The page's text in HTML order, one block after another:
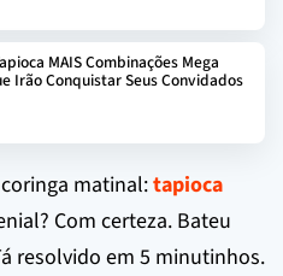
MAIS Combinações Mega
Irão Conquistar Seus Convidados
matinal:tapioca
Com certeza. Bateu
resolvido em 5 minutinhos.